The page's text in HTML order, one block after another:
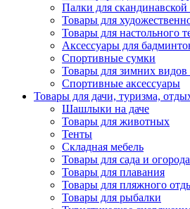
Палки для
Товары для
Товары для настольного
Аксессуары для
Спортивные сумки
Товары для зимних видов
Спортивные аксессуары
Товары для дачи, туризма,
Шашлыки на даче
Товары для животных
Тенты
Складная мебель
Товары для сада и огорода
Товары для плавания
Товары для пляжного
Товары для рыбалки